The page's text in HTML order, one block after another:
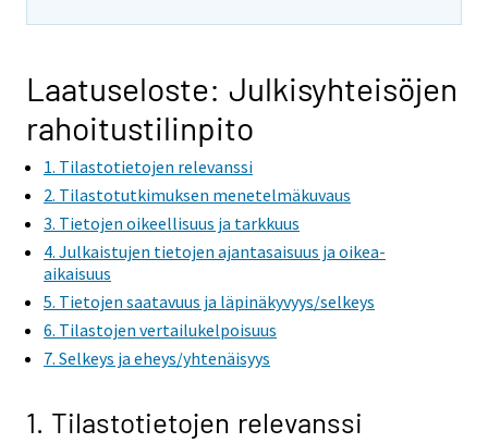
Laatuseloste: Julkisyhteisöjen
rahoitustilinpito
1. Tilastotietojen relevanssi
2. Tilastotutkimuksen menetelmäkuvaus
3. Tietojen oikeellisuus ja tarkkuus
4. Julkaistujen tietojen ajantasaisuus ja oikea-
aikaisuus
5. Tietojen saatavuus ja läpinäkyvyys/selkeys
6. Tilastojen vertailukelpoisuus
7. Selkeys ja eheys/yhtenäisyys
1. Tilastotietojen relevanssi